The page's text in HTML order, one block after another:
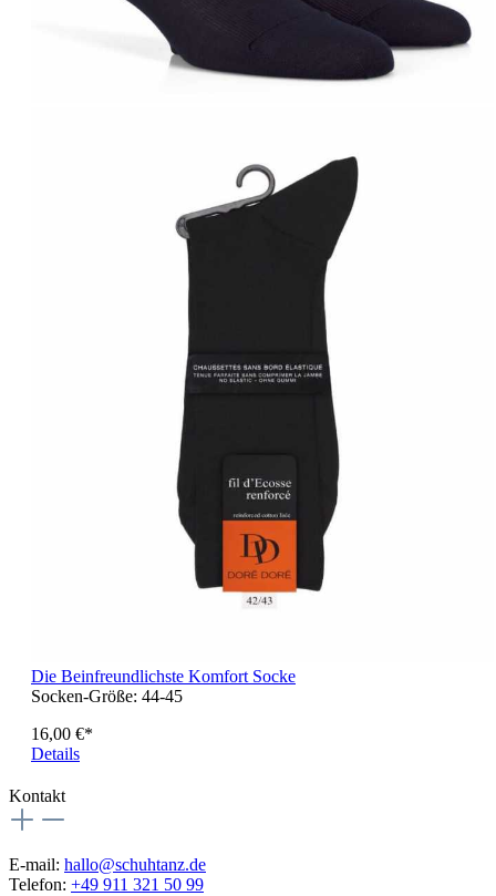
Die Beinfreundlichste Komfort Socke
Socken-Größe: 44-45
16,00 €*
Details
Kontakt
E-mail: hallo@schuhtanz.de
Telefon: +49 911 321 50 99